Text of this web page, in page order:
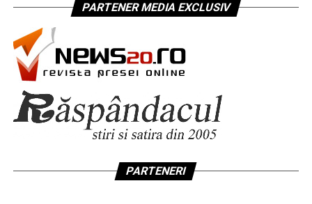
PARTENER MEDIA EXCLUSIV
PARTENERI